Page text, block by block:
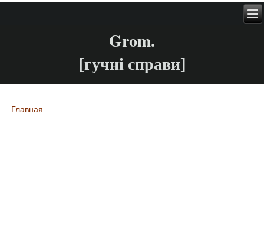
Grom.
[гучні справи]
Вы здесь
Главная